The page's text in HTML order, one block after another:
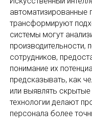
трансформируют
системы могут
производительности,
сотрудников,
понимание их
предсказывать, как
или выявлять
технологии делают
персонала более